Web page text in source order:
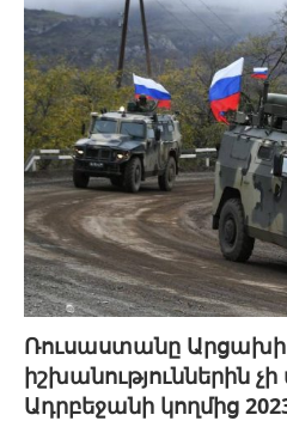
Ռուսաստանը Արցախի
իշխանություններին
Ադրբեջանի կողմից